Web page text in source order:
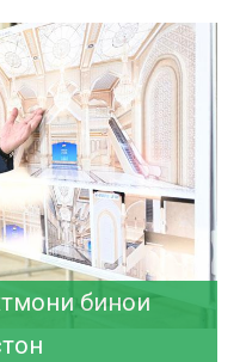
ҳамкориҳои
бинои